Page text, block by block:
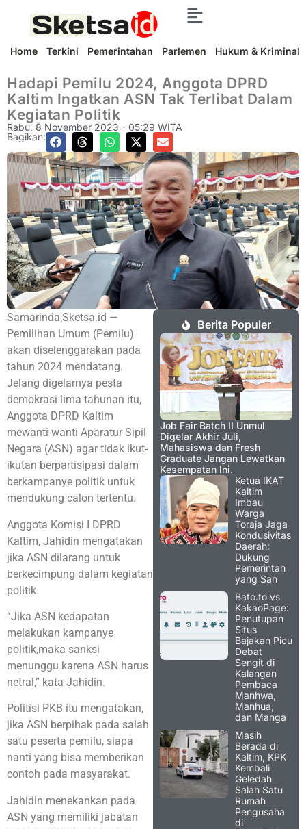
Home Terkini Pemerintahan Parlemen Hukum & Kriminal
Hadapi Pemilu 2024, Anggota DPRD
Kaltim Ingatkan ASN Tak Terlibat Dalam
Kegiatan Politik
Rabu, 8 November 2023 - 05:29 WITA
Bagikan:
Samarinda,Sketsa.id —
Pemilihan Umum (Pemilu)
akan diselenggarakan pada
tahun 2024 mendatang.
Jelang digelarnya pesta
demokrasi lima tahunan itu,
Anggota DPRD Kaltim
mewanti-wanti Aparatur Sipil
Negara (ASN) agar tidak ikut-
ikutan berpartisipasi dalam
berkampanye politik untuk
mendukung calon tertentu.
Anggota Komisi I DPRD
Kaltim, Jahidin mengatakan
jika ASN dilarang untuk
berkecimpung dalam kegiatan
politik.
“Jika ASN kedapatan
melakukan kampanye
politik,maka sanksi
menunggu karena ASN harus
netral,” kata Jahidin.
Politisi PKB itu mengatakan,
jika ASN berpihak pada salah
satu peserta pemilu, siapa
nanti yang bisa memberikan
contoh pada masyarakat.
Jahidin menekankan pada
ASN yang memiliki jabatan
Berita Populer
Job Fair Batch II Unmul
Digelar Akhir Juli,
Mahasiswa dan Fresh
Graduate Jangan Lewatkan
Kesempatan Ini.
Ketua IKAT
Kaltim
Imbau
Warga
Toraja Jaga
Kondusivitas
Daerah:
Dukung
Pemerintah
yang Sah
Bato.to vs
KakaoPage:
Penutupan
Situs
Bajakan Picu
Debat
Sengit di
Kalangan
Pembaca
Manhwa,
Manhua,
dan Manga
Masih
Berada di
Kaltim, KPK
Kembali
Geledah
Salah Satu
Rumah
Pengusaha
di